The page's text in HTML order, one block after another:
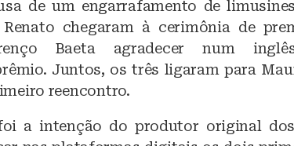
de um engarrafamento de
chegaram à cerimônia de
Baeta agradecer num
Juntos, os três ligaram para
reencontro.
a intenção do produtor original